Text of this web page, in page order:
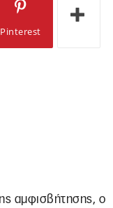
Pinterest
αμφισβήτησης, ο